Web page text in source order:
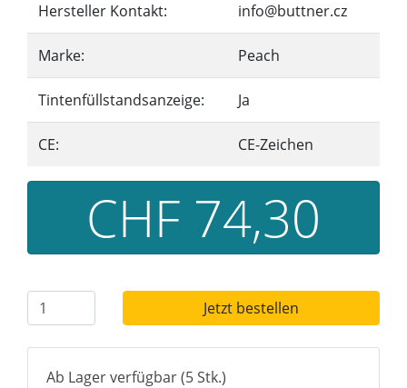
Hersteller Kontakt: info@buttner.cz
Marke: Peach
Tintenfüllstandsanzeige: Ja
CE: CE-Zeichen
CHF 74,30
Jetzt bestellen
Ab Lager verfügbar (5 Stk.)